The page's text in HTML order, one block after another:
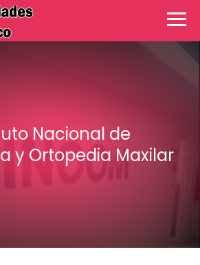
Nacional de
y Ortopedia Maxilar